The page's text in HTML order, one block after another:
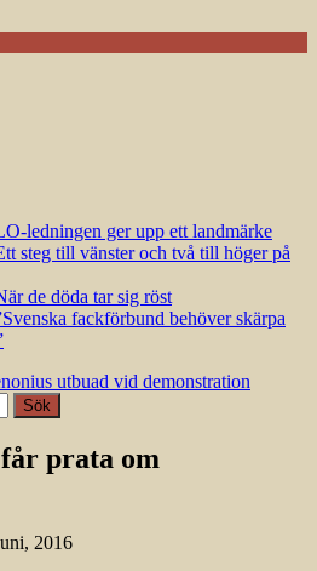
ledningen ger upp ett landmärke
steg till vänster och två till höger på
de döda tar sig röst
fackförbund behöver skärpa
utbuad vid demonstration
prata om
2016